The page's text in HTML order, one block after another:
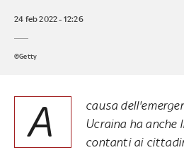
24 feb 2022 - 12:26
©Getty
A
causa
Ucraina ha
contanti ai